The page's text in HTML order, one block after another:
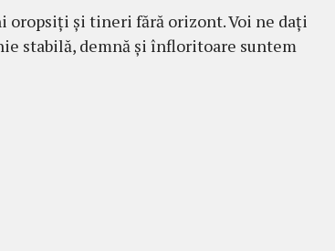
oropsiți și tineri fără orizont. Voi ne dați
stabilă, demnă și înfloritoare suntem